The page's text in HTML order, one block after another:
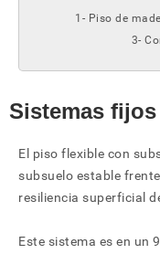
1- Piso de
3-
Sistemas
El piso flexible con
subsuelo estable
resiliencia superficial
Este sistema es en un